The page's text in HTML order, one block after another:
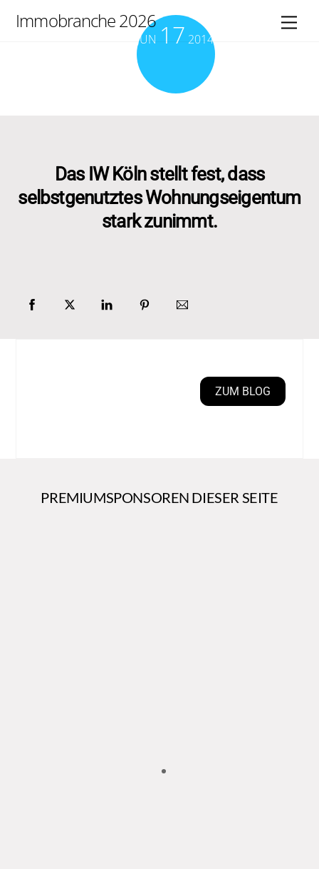
Immobranche 2026
JUN 17 2014
Das IW Köln stellt fest, dass
selbstgenutztes Wohnungseigentum
stark zunimmt.
ZUM BLOG
PREMIUMSPONSOREN DIESER SEITE